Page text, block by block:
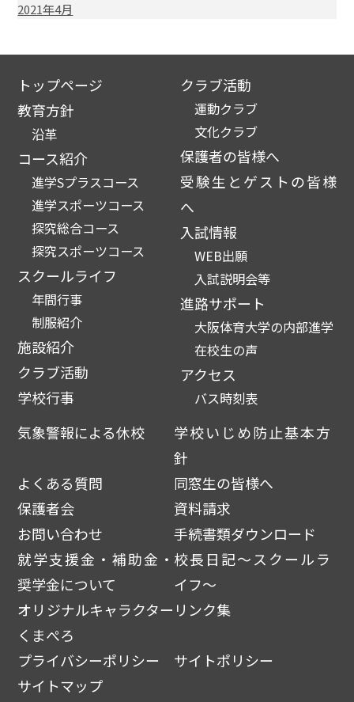
2021年4月
トップページ
教育方針
沿革
コース紹介
進学Sプラスコース
進学スポーツコース
探究総合コース
探究スポーツコース
スクールライフ
年間行事
制服紹介
施設紹介
クラブ活動
学校行事
クラブ活動
運動クラブ
文化クラブ
保護者の皆様へ
受験生とゲストの皆様
へ
入試情報
WEB出願
入試説明会等
進路サポート
大阪体育大学の内部進学
在校生の声
アクセス
バス時刻表
気象警報による休校
学校いじめ防止基本方
針
よくある質問
同窓生の皆様へ
保護者会
資料請求
お問い合わせ
手続書類ダウンロード
就学支援金・補助金・
奨学金について
校長日記～スクールラ
イフ～
オリジナルキャラクター
くまぺろ
リンク集
プライバシーポリシー
サイトポリシー
サイトマップ